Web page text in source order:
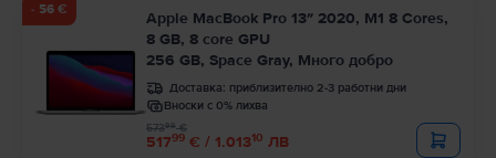
- 56 €
Apple MacBook Pro 13″ 2020, M1 8 Cores,
8 GB, 8 core GPU
256 GB, Space Gray, Много добро
Доставка: приблизително 2-3 работни дни
Вноски с 0% лихва
51799 € / 1.01310 ЛВ
57399€